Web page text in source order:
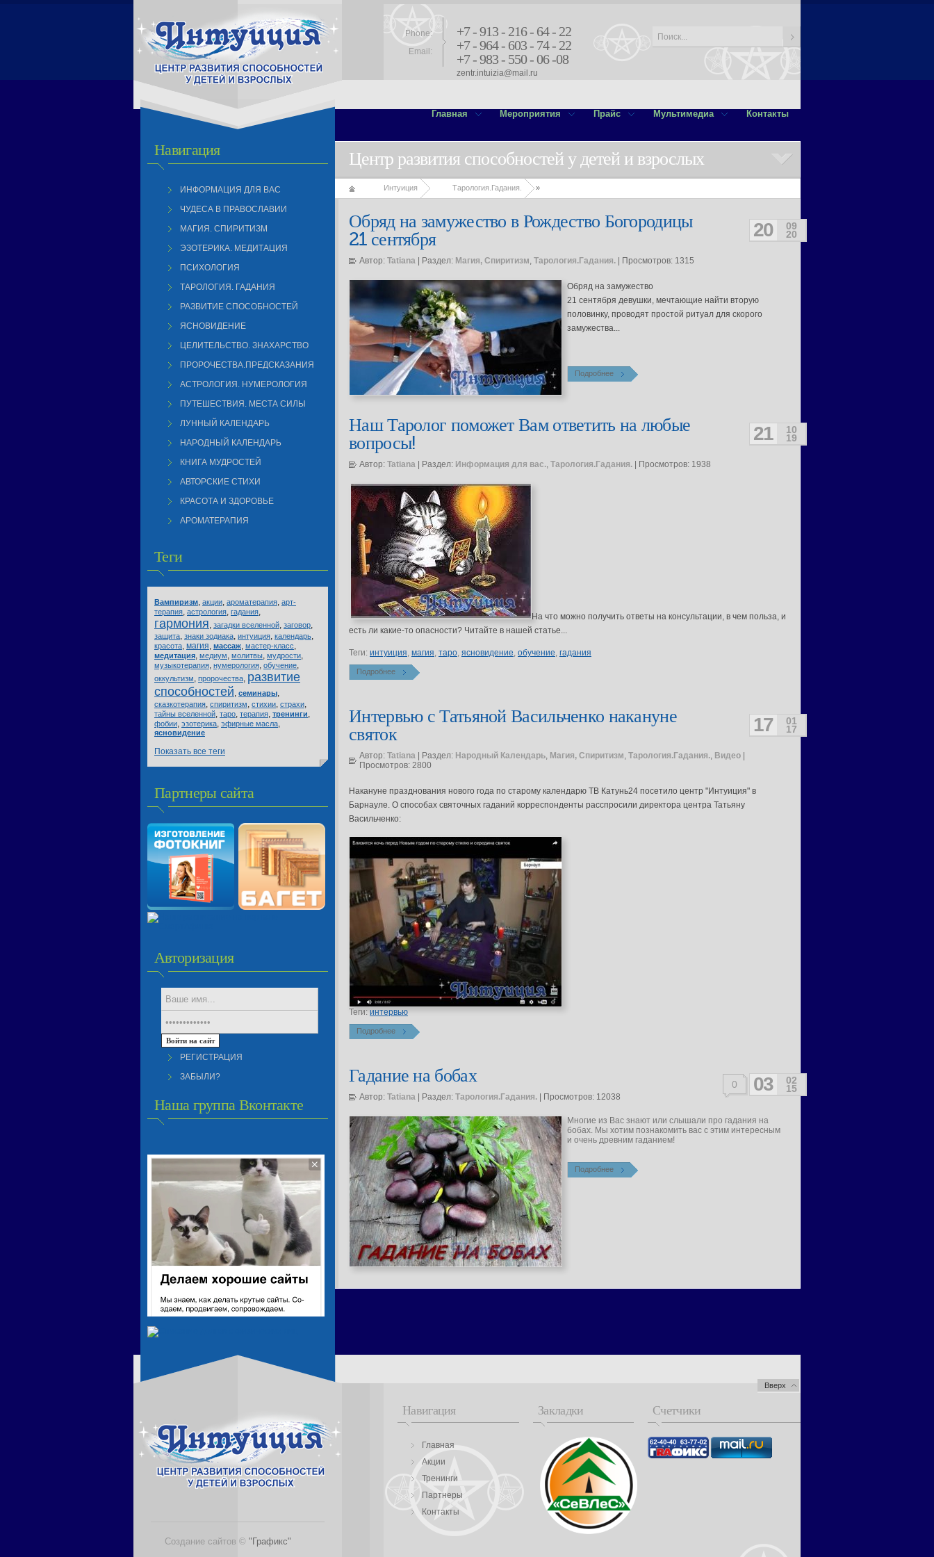
Phone:
Email:
+7 - 913 - 216 - 64 - 22
+7 - 964 - 603 - 74 - 22
+7 - 983 - 550 - 06 -08
zentr.intuizia@mail.ru
Главная Мероприятия Прайс Мультимедиа Контакты
Навигация
ИНФОРМАЦИЯ ДЛЯ ВАС
ЧУДЕСА В ПРАВОСЛАВИИ
МАГИЯ. СПИРИТИЗМ
ЭЗОТЕРИКА. МЕДИТАЦИЯ
ПСИХОЛОГИЯ
ТАРОЛОГИЯ. ГАДАНИЯ
РАЗВИТИЕ СПОСОБНОСТЕЙ
ЯСНОВИДЕНИЕ
ЦЕЛИТЕЛЬСТВО. ЗНАХАРСТВО
ПРОРОЧЕСТВА.ПРЕДСКАЗАНИЯ
АСТРОЛОГИЯ. НУМЕРОЛОГИЯ
ПУТЕШЕСТВИЯ. МЕСТА СИЛЫ
ЛУННЫЙ КАЛЕНДАРЬ
НАРОДНЫЙ КАЛЕНДАРЬ
КНИГА МУДРОСТЕЙ
АВТОРСКИЕ СТИХИ
КРАСОТА И ЗДОРОВЬЕ
АРОМАТЕРАПИЯ
Теги
Вампиризм, акции, ароматерапия, арт-
терапия, астрология, гадания,
гармония, загадки вселенной, заговор,
защита, знаки зодиака, интуиция, календарь,
красота, магия, массаж, мастер-класс,
медитация, медиум, молитвы, мудрости,
музыкотерапия, нумерология, обучение,
оккультизм, пророчества, развитие
способностей, семинары,
сказкотерапия, спиритизм, стихии, страхи,
тайны вселенной, таро, терапия, тренинги,
фобии, эзотерика, эфирные масла,
ясновидение
Показать все теги
Партнеры сайта
Авторизация
РЕГИСТРАЦИЯ
ЗАБЫЛИ?
Наша группа Вконтакте
Центр развития способностей у детей и взрослых
Интуиция »
Тарология.Гадания.
09
20
20
Обряд на замужество в Рождество Богородицы
21 сентября
Автор: Tatiana | Раздел: Магия, Спиритизм, Тарология.Гадания. | Просмотров: 1315
Обряд на замужество
21 сентября девушки, мечтающие найти вторую
половинку, проводят простой ритуал для скорого
замужества...
Подробнее
10
19
21
Наш Таролог поможет Вам ответить на любые
вопросы!
Автор: Tatiana | Раздел: Информация для вас., Тарология.Гадания. | Просмотров: 1938
На что можно получить ответы на консультации, в чем польза, и
есть ли какие-то опасности? Читайте в нашей статье...
Теги: интуиция, магия, таро, ясновидение, обучение, гадания
Подробнее
01
17
17
Интервью с Татьяной Васильченко накануне
святок
Автор: Tatiana | Раздел: Народный Календарь, Магия, Спиритизм, Тарология.Гадания., Видео
Просмотров: 2800
Накануне празднования нового года по старому календарю ТВ Катунь24 посетило центр "Интуиция" в
Барнауле. О способах святочных гаданий корреспонденты расспросили директора центра Татьяну
Васильченко:
Теги: интервью
Подробнее
0 02
15
03
Гадание на бобах
Автор: Tatiana | Раздел: Тарология.Гадания. | Просмотров: 12038
Многие из Вас знают или слышали про гадания на
бобах. Мы хотим познакомить вас с этим интересным
и очень древним гаданием!
Подробнее
Вверх
Создание сайтов © "Графикс"
Навигация
Главная
Акции
Тренинги
Партнеры
Контакты
Закладки Счетчики